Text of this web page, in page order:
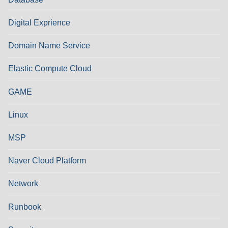
Digital Exprience
Domain Name Service
Elastic Compute Cloud
GAME
Linux
MSP
Naver Cloud Platform
Network
Runbook